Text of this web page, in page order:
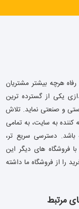
هرچه بیشتر مشتریان
یکی از گسترده ترین
دستی و صنعتی نماید. تلاش
کننده به سایت، به تمامی
باشد. دسترسی سریع تر،
فروشگاه های دیگر این
را از فروشگاه ما داشته
مرتبط